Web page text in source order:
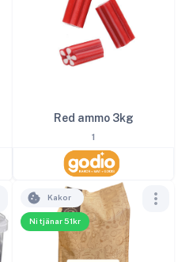
Red ammo 3kg
1
Ni tjänar 51kr
Kakor